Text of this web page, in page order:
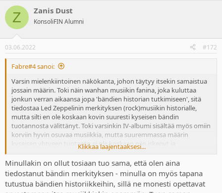
c
i
s
:
Z Zanis Dust
KonsoliFIN Alumni
03.06.2022 #172
Fabre#4 sanoi:
Varsin mielenkiintoinen näkökanta, johon täytyy itsekin samaistua
jossain määrin. Toki näin wanhan musiikin fanina, joka kuluttaa
jonkun verran aikaansa jopa 'bändien historian tutkimiseen', sitä
tiedostaa Led Zeppelinin merkityksen (rock)musiikin historialle,
mutta silti en ole koskaan kovin suuresti kyseisen bändin
tuotannosta välittänyt. Toki varsinkin IV-albumi sisältää myös omiin
korviin hyvin osuvaa musiikkia, mutta suuremmassa määrin
kyseisen yhtyeen tuotanto ei ole koskaan niin iskenyt ja
kiinnostanut. Mothership-nimellä kulkeva tupla-cd-kokoelma toki
hyllystä löytyy ja sitä tulee joskus kuunneltua, koska kyllähän siellä
laatukamaa on kuitenkin.
Stairway To Heaveniaolen yrittänyt 'tutkia' useampaan kertaan
Klikkaa laajentaaksesi...
Minullakin on ollut tosiaan tuo sama, että olen aina
tiedostanut bändin merkityksen - minulla on myös tapana
tutustua bändien historiikkeihin, sillä ne monesti opettavat